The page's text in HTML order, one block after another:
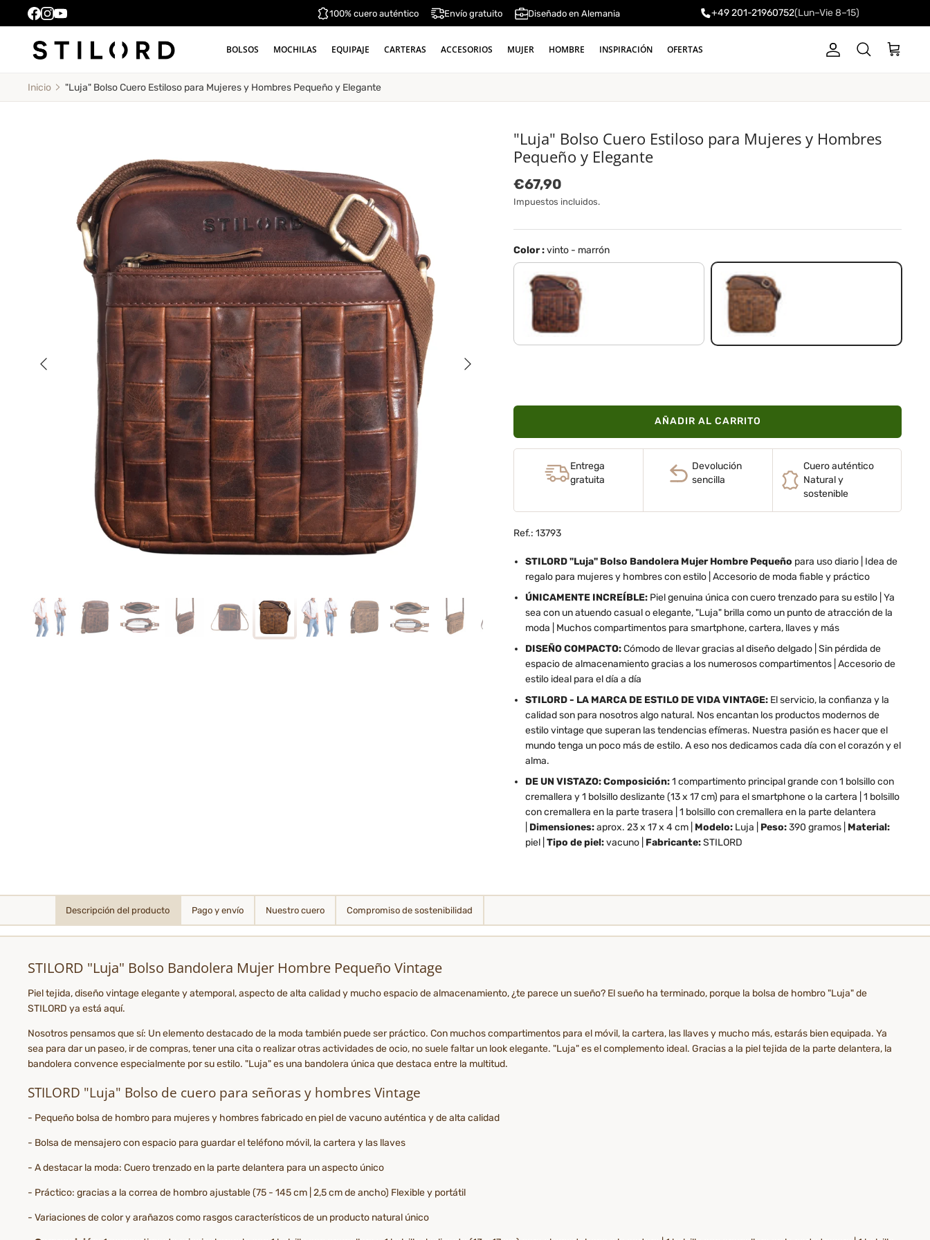
100% cuero auténtico Envío gratuito Diseñado en Alemania +49 201-21960752(Lun–Vie 8–15)
BOLSOS MOCHILAS EQUIPAJE CARTERAS ACCESORIOS MUJER HOMBRE INSPIRACIÓN OFERTAS CuentaBuscar Carrito
Inicio "Luja" Bolso Cuero Estiloso para Mujeres y Hombres Pequeño y Elegante
Anterior Siguiente
"Luja" Bolso Cuero Estiloso para Mujeres y Hombres
Pequeño y Elegante
Precio normal
€67,90
Impuestos incluidos.
Color :vinto - marrón
porto - marrón vinto - marrón
AÑADIR AL CARRITO
Entrega
gratuita
Devolución
sencilla
Cuero auténtico
Natural y
sostenible
Ref.: 13793
STILORD "Luja" Bolso Bandolera Mujer Hombre Pequeño para uso diario | Idea de
regalo para mujeres y hombres con estilo | Accesorio de moda fiable y práctico
ÚNICAMENTE INCREÍBLE: Piel genuina única con cuero trenzado para su estilo | Ya
sea con un atuendo casual o elegante, "Luja" brilla como un punto de atracción de la
moda | Muchos compartimentos para smartphone, cartera, llaves y más
DISEÑO COMPACTO:Cómodo de llevar gracias al diseño delgado | Sin pérdida de
espacio de almacenamiento gracias a los numerosos compartimentos | Accesorio de
estilo ideal para el día a día
STILORD - LA MARCA DE ESTILO DE VIDA VINTAGE:El servicio, la confianza y la
calidad son para nosotros algo natural. Nos encantan los productos modernos de
estilo vintage que superan las tendencias efímeras. Nuestra pasión es hacer que el
mundo tenga un poco más de estilo. A eso nos dedicamos cada día con el corazón y el
alma.
DE UN VISTAZO: Composición:1 compartimento principal grande con 1 bolsillo con
cremallera y 1 bolsillo deslizante (13 x 17 cm) para el smartphone o la cartera | 1 bolsillo
con cremallera en la parte trasera | 1 bolsillo con cremallera en la parte delantera
Dimensiones:aprox. 23 x 17 x 4 cm | Modelo: Luja | Peso:390 gramos | Material:
piel | Tipo de piel:vacuno | Fabricante:STILORD
Descripción del producto Pago y envío Nuestro cuero Compromiso de sostenibilidad
STILORD "Luja" Bolso Bandolera Mujer Hombre Pequeño Vintage
Piel tejida, diseño vintage elegante y atemporal, aspecto de alta calidad y mucho espacio de almacenamiento, ¿te parece un sueño? El sueño ha terminado, porque la bolsa de hombro "Luja" de
STILORD ya está aquí.
Nosotros pensamos que sí: Un elemento destacado de la moda también puede ser práctico. Con muchos compartimentos para el móvil, la cartera, las llaves y mucho más, estarás bien equipada. Ya
sea para dar un paseo, ir de compras, tener una cita o realizar otras actividades de ocio, no suele faltar un look elegante. "Luja" es el complemento ideal. Gracias a la piel tejida de la parte delantera, la
bandolera convence especialmente por su estilo. "Luja" es una bandolera única que destaca entre la multitud.
STILORD "Luja" Bolso de cuero para señoras y hombres Vintage
- Pequeño bolsa de hombro para mujeres y hombres fabricado en piel de vacuno auténtica y de alta calidad
- Bolsa de mensajero con espacio para guardar el teléfono móvil, la cartera y las llaves
- A destacar la moda: Cuero trenzado en la parte delantera para un aspecto único
- Práctico: gracias a la correa de hombro ajustable (75 - 145 cm | 2,5 cm de ancho) Flexible y portátil
- Variaciones de color y arañazos como rasgos característicos de un producto natural único